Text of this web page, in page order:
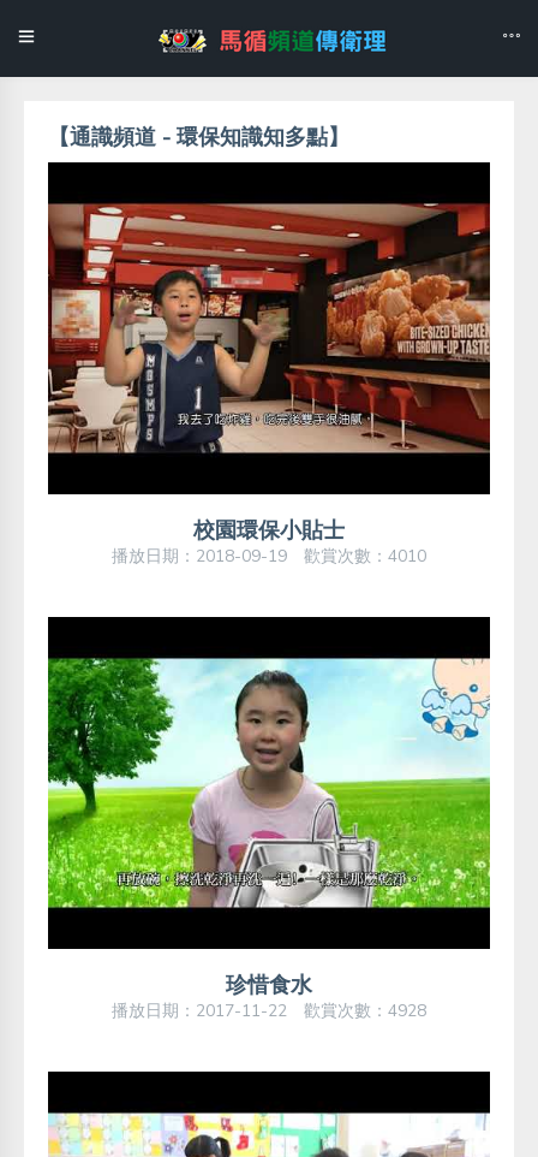
【通識頻道 - 環保知識知多點】
校園環保小貼士
播放日期：2018-09-19 歡賞次數：4010
珍惜食水
播放日期：2017-11-22 歡賞次數：4928